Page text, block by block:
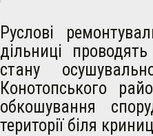
Руслові
дільниці
стану
Конотопського
обкошування
території біля